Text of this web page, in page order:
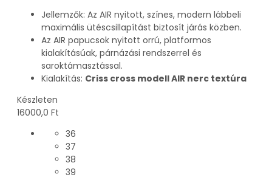
Jellemzők: Az AIR nyitott, színes, modern lábbeli
maximális ütéscsillapítást biztosít járás közben.
Az AIR papucsok nyitott orrú, platformos
kialakításúak, párnázási rendszerrel és
saroktámasztással.
Kialakítás: Criss cross modell AIR nerc textúra
Készleten
16000,0 Ft
36
37
38
39